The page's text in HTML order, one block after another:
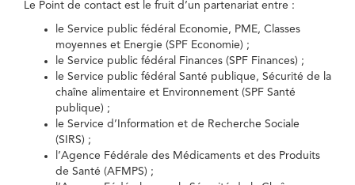
Le Point de contact est le fruit d’un partenariat entre :
le Service public fédéral Economie, PME, Classes
moyennes et Energie (SPF Economie) ;
le Service public fédéral Finances (SPF Finances) ;
le Service public fédéral Santé publique, Sécurité de la
chaîne alimentaire et Environnement (SPF Santé
publique) ;
le Service d’Information et de Recherche Sociale
(SIRS) ;
l’Agence Fédérale des Médicaments et des Produits
de Santé (AFMPS) ;